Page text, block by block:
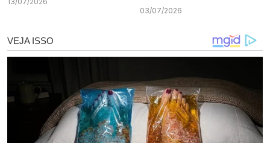
03/07/2026